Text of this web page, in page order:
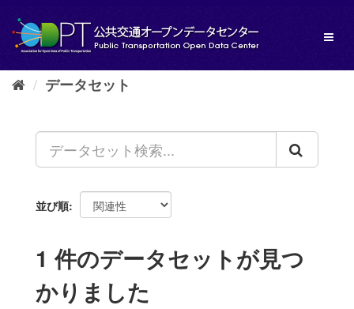
し
データセット
並び順
1 件のデータセットが見つ
かりました